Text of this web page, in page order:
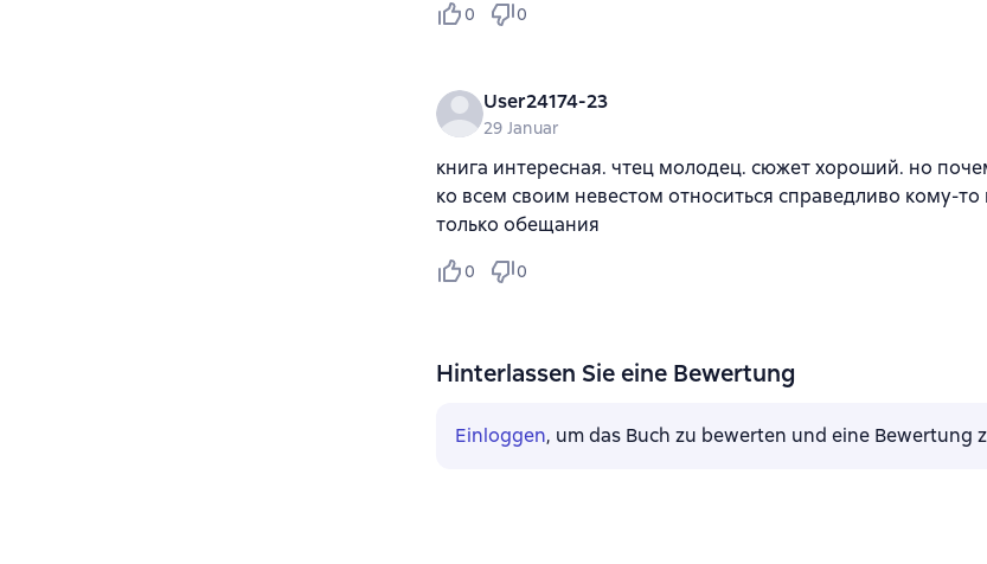
0 0
User24174-23
29 Januar
книга интересная. чтец молодец. сюжет хороший. но
ко всем своим невестом относиться справедливо кому-то
только обещания
0 0
Hinterlassen Sie eine Bewertung
Einloggen, um das Buch zu bewerten und eine Bewertung